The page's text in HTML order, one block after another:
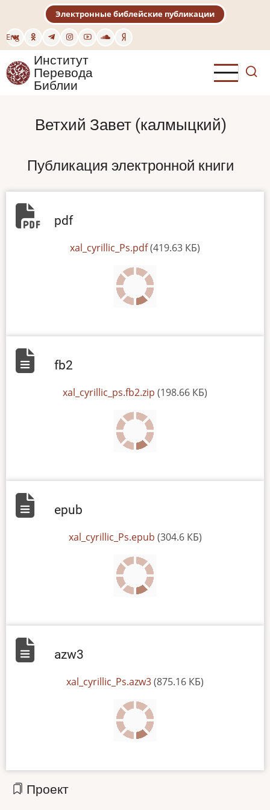
основному
содержанию
Eng
Электронные библейские публикации
Институт
Перевода
Библии
Ветхий Завет (калмыцкий)
Публикация электронной книги
pdf
xal_cyrillic_Ps.pdf(419.63 КБ)
fb2
xal_cyrillic_ps.fb2.zip (198.66 КБ)
epub
xal_cyrillic_Ps.epub (304.6 КБ)
azw3
xal_cyrillic_Ps.azw3(875.16 КБ)
Проект